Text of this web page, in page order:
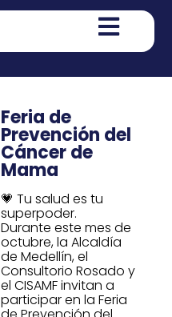
Feria de
Prevención del
Cáncer de
Mama
💗 Tu salud es tu
superpoder.
Durante este mes de
octubre, la Alcaldía
de Medellín, el
Consultorio Rosado y
el CISAMF invitan a
participar en la Feria